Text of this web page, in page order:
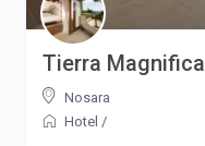
Tierra Magnifica
Nosara
Hotel /